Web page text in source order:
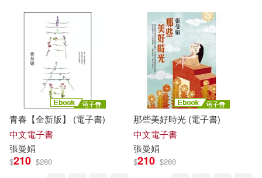
青春【全新版】 (電子書)
中文電子書
張曼娟
$210 $280
那些美好時光 (電子書)
中文電子書
張曼娟
$210 $280